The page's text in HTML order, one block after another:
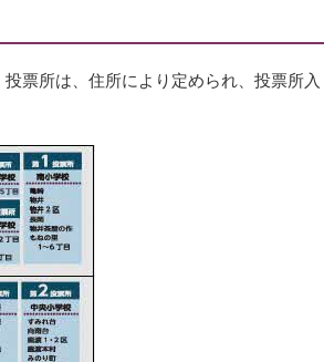
票所は、住所により定められ、投票所入